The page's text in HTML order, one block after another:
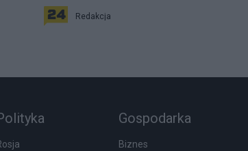
Redakcja
Gospodarka
Biznes